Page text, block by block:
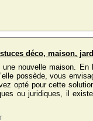
déco, maison,
nouvelle maison. En
possède, vous
opté pour cette
ou juridiques, il